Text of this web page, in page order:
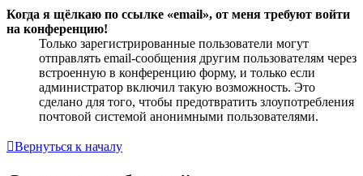
Когда я щёлкаю по ссылке «email», от меня требуют войти
на конференцию!
Только зарегистрированные пользователи могут
отправлять email-сообщения другим пользователям через
встроенную в конференцию форму, и только если
администратор включил такую возможность. Это
сделано для того, чтобы предотвратить злоупотребления
почтовой системой анонимными пользователями.
Вернуться к началу